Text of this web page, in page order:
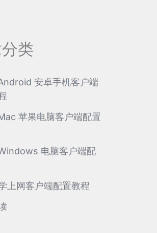
类
安卓手机客户端
苹果电脑客户端配置
电脑客户端配
上网客户端配置教程